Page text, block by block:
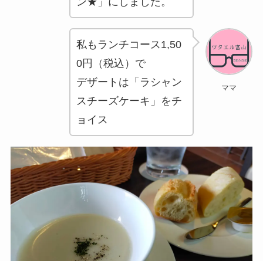
ママ
私もランチコース1,50
0円（税込）で
デザートは「ラシャン
スチーズケーキ」をチ
ョイス